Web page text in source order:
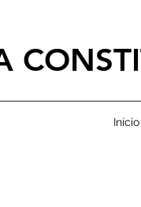
Início